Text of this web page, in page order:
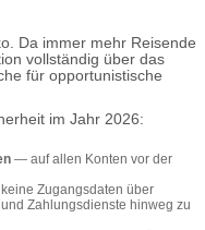
Da immer mehr Reisende
vollständig über das
für opportunistische
im Jahr 2026:
— auf allen Konten vor der
Zugangsdaten über
Zahlungsdienste hinweg zu